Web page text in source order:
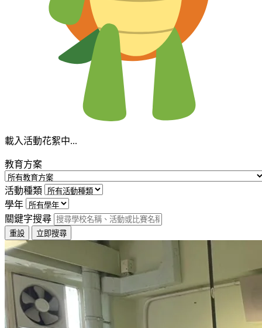
載入活動花絮中...
教育方案
活動種類
學年
關鍵字搜尋
重設 立即搜尋